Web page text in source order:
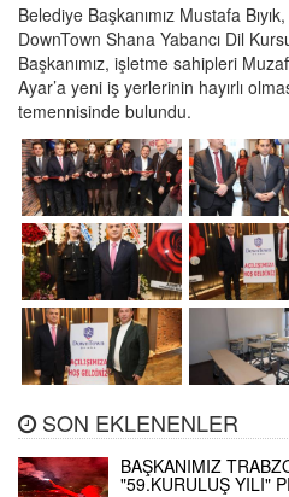
Belediye Başkanımız Mustafa
DownTown Shana Yabancı Dil
Başkanımız, işletme sahipleri
Ayar’a yeni iş yerlerinin hayırlı
temennisinde bulundu.
SON EKLENENLER
BAŞKANIMIZ
"59.KURULUŞ YILI"